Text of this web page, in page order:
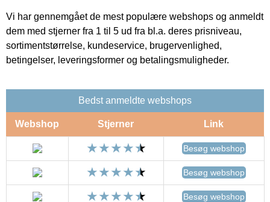
Vi har gennemgået de mest populære webshops og anmeldt
dem med stjerner fra 1 til 5 ud fra bl.a. deres prisniveau,
sortimentstørrelse, kundeservice, brugervenlighed,
betingelser, leveringsformer og betalingsmuligheder.
Bedst anmeldte webshops
Webshop Stjerner Link
Besøg webshop
Besøg webshop
Besøg webshop